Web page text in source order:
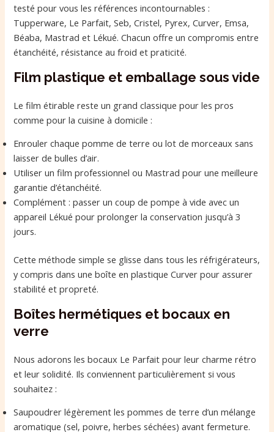
testé pour vous les références incontournables :
Tupperware, Le Parfait, Seb, Cristel, Pyrex, Curver, Emsa,
Béaba, Mastrad et Lékué. Chacun offre un compromis entre
étanchéité, résistance au froid et praticité.
Film plastique et emballage sous vide
Le film étirable reste un grand classique pour les pros
comme pour la cuisine à domicile :
Enrouler chaque pomme de terre ou lot de morceaux sans
laisser de bulles d’air.
Utiliser un film professionnel ou Mastrad pour une meilleure
garantie d’étanchéité.
Complément : passer un coup de pompe à vide avec un
appareil Lékué pour prolonger la conservation jusqu’à 3
jours.
Cette méthode simple se glisse dans tous les réfrigérateurs,
y compris dans une boîte en plastique Curver pour assurer
stabilité et propreté.
Boîtes hermétiques et bocaux en
verre
Nous adorons les bocaux Le Parfait pour leur charme rétro
et leur solidité. Ils conviennent particulièrement si vous
souhaitez :
Saupoudrer légèrement les pommes de terre d’un mélange
aromatique (sel, poivre, herbes séchées) avant fermeture.